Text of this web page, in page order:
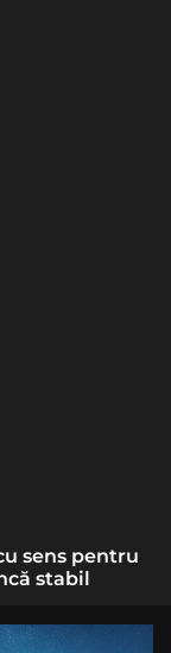
sens pentru
stabil